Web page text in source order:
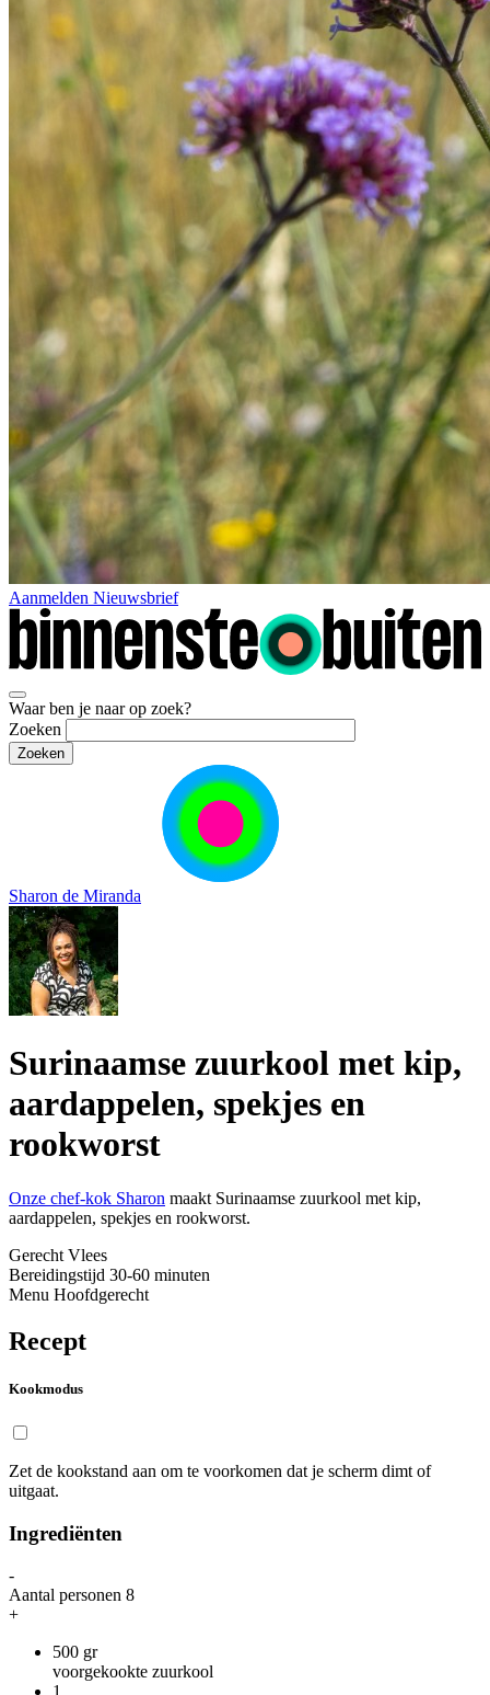
Aanmelden Nieuwsbrief
Waar ben je naar op zoek?
Zoeken
Sharon de Miranda
Surinaamse zuurkool met kip,
aardappelen, spekjes en
rookworst
Onze chef-kok Sharon maakt Surinaamse zuurkool met kip,
aardappelen, spekjes en rookworst.
Gerecht Vlees
Bereidingstijd 30-60 minuten
Menu Hoofdgerecht
Recept
Kookmodus
Zet de kookstand aan om te voorkomen dat je scherm dimt of
uitgaat.
Ingrediënten
-
Aantal personen 8
+
500 gr
voorgekookte zuurkool